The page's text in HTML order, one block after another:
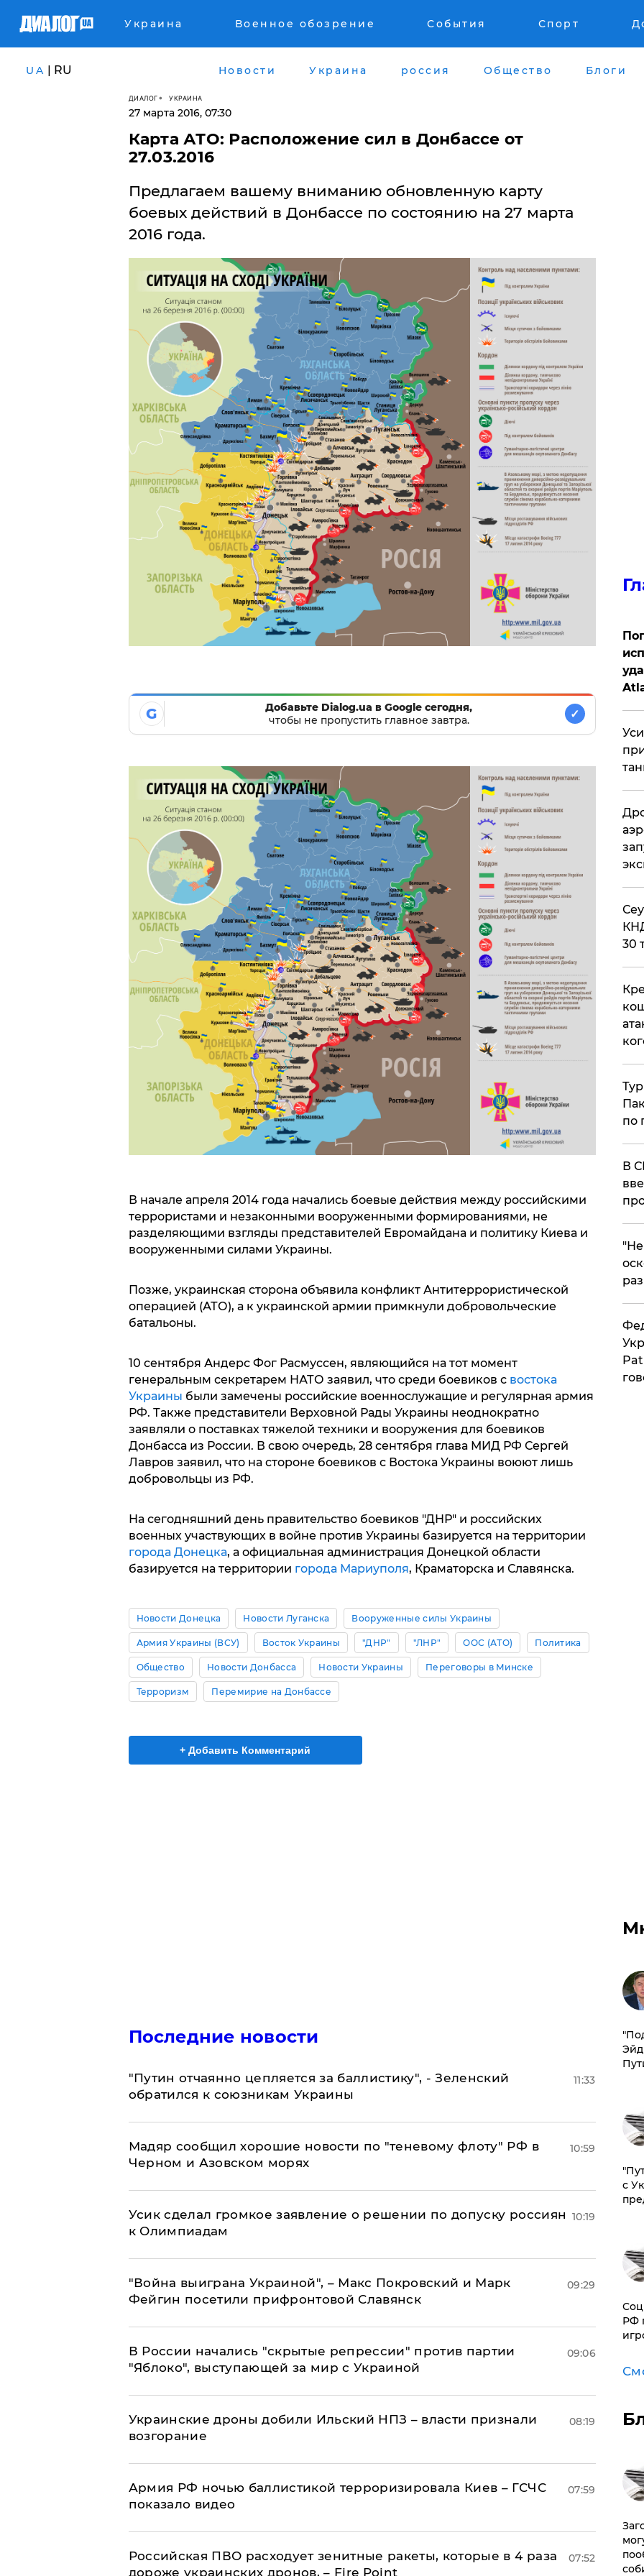
Украина Военное обозрение События Спорт
UA | RU Новости Украина россия Общество Блоги
ДИАЛОГ УКРАИНА
27 марта 2016, 07:30
Карта АТО: Расположение сил в Донбассе от
27.03.2016
Предлагаем вашему вниманию обновленную карту
боевых действий в Донбассе по состоянию на 27 марта
2016 года.
G
Добавьте Dialog.ua в Google сегодня,
чтобы не пропустить главное завтра.
✓
В начале апреля 2014 года начались боевые действия между российскими
террористами и незаконными вооруженными формированиями, не
разделяющими взгляды представителей Евромайдана и политику Киева и
вооруженными силами Украины.
Позже, украинская сторона объявила конфликт Антитеррористической
операцией (АТО), а к украинской армии примкнули добровольческие
батальоны.
10 сентября Андерс Фог Расмуссен, являющийся на тот момент
генеральным секретарем НАТО заявил, что среди боевиков с востока
Украины были замечены российские военнослужащие и регулярная армия
РФ. Также представители Верховной Рады Украины неоднократно
заявляли о поставках тяжелой техники и вооружения для боевиков
Донбасса из России. В свою очередь, 28 сентября глава МИД РФ Сергей
Лавров заявил, что на стороне боевиков с Востока Украины воюют лишь
добровольцы из РФ.
На сегодняшний день правительство боевиков "ДНР" и российских
военных участвующих в войне против Украины базируется на территории
города Донецка, а официальная администрация Донецкой области
базируется на территории города Мариуполя, Краматорска и Славянска.
Новости Донецка Новости Луганска Вооруженные силы Украины
Армия Украины (ВСУ) Восток Украины "ДНР" "ЛНР" ООС (АТО) Политика
Общество Новости Донбасса Новости Украины Переговоры в Минске
Терроризм Перемирие на Донбассе
+ Добавить Комментарий
Последние новости
"Путин отчаянно цепляется за баллистику", - Зеленский
обратился к союзникам Украины
11:33
Мадяр сообщил хорошие новости по "теневому флоту" РФ в
Черном и Азовском морях
10:59
Усик сделал громкое заявление о решении по допуску россиян
к Олимпиадам
10:19
"Война выиграна Украиной", – Макс Покровский и Марк
Фейгин посетили прифронтовой Славянск
09:29
В России начались "скрытые репрессии" против партии
"Яблоко", выступающей за мир с Украиной
09:06
Украинские дроны добили Ильский НПЗ – власти признали
возгорание
08:19
Армия РФ ночью баллистикой терроризировала Киев – ГСЧС
показало видео
07:59
Российская ПВО расходует зенитные ракеты, которые в 4 раза
дороже украинских дронов, – Fire Point
07:52
30
по
В
с
РФ